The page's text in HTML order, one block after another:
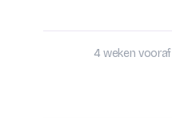
4 weken vooraf